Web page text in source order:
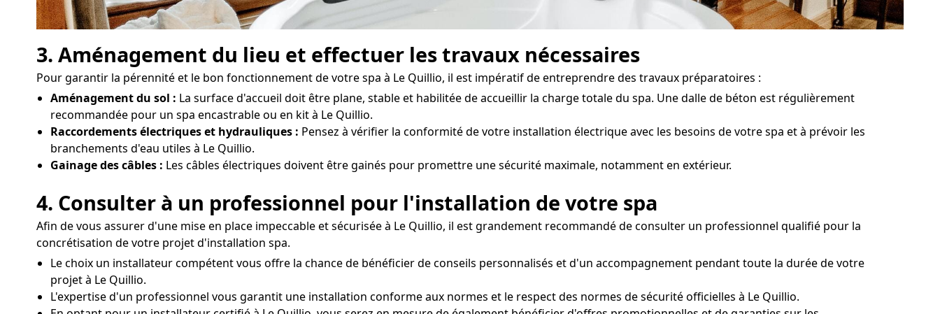
3. Aménagement du lieu et effectuer les travaux nécessaires
Pour garantir la pérennité et le bon fonctionnement de votre spa à Le Quillio, il est impératif de entreprendre des travaux préparatoires :
Aménagement du sol : La surface d'accueil doit être plane, stable et habilitée de accueillir la charge totale du spa. Une dalle de béton est régulièrement
recommandée pour un spa encastrable ou en kit à Le Quillio.
Raccordements électriques et hydrauliques : Pensez à vérifier la conformité de votre installation électrique avec les besoins de votre spa et à prévoir les
branchements d'eau utiles à Le Quillio.
Gainage des câbles : Les câbles électriques doivent être gainés pour promettre une sécurité maximale, notamment en extérieur.
4. Consulter à un professionnel pour l'installation de votre spa
Afin de vous assurer d'une mise en place impeccable et sécurisée à Le Quillio, il est grandement recommandé de consulter un professionnel qualifié pour la
concrétisation de votre projet d'installation spa.
Le choix un installateur compétent vous offre la chance de bénéficier de conseils personnalisés et d'un accompagnement pendant toute la durée de votre
projet à Le Quillio.
L'expertise d'un professionnel vous garantit une installation conforme aux normes et le respect des normes de sécurité officielles à Le Quillio.